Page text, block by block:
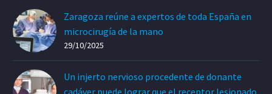
Zaragoza reúne a expertos de toda España en
microcirugía de la mano
29/10/2025
Un injerto nervioso procedente de donante